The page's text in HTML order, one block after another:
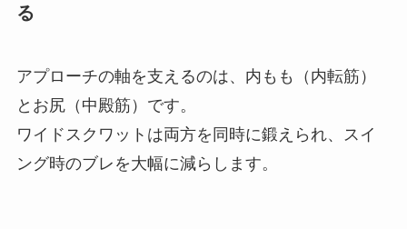
る
アプローチの軸を支えるのは、内もも（内転筋）
とお尻（中殿筋）です。
ワイドスクワットは両方を同時に鍛えられ、スイ
ング時のブレを大幅に減らします。